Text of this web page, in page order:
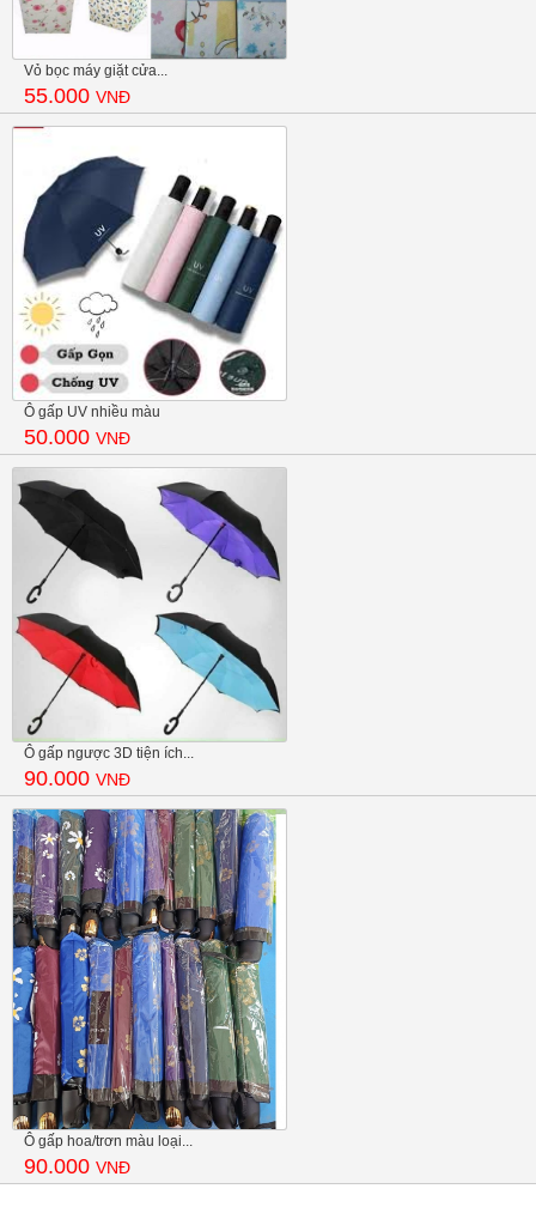
Vỏ bọc máy giặt cửa...
55.000 VNĐ
Ô gấp UV nhiều màu
50.000 VNĐ
Ô gấp ngược 3D tiện ích...
90.000 VNĐ
Ô gấp hoa/trơn màu loại...
90.000 VNĐ